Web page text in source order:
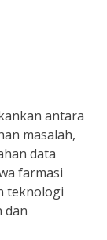
antara
masalah,
data
farmasi
teknologi
dan